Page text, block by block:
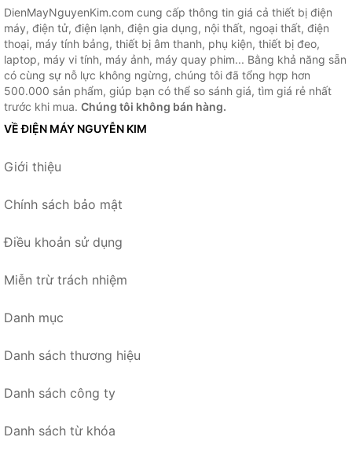
DienMayNguyenKim.com cung cấp thông tin giá cả thiết bị điện
máy, điện tử, điện lạnh, điện gia dụng, nội thất, ngoại thất, điện
thoại, máy tính bảng, thiết bị âm thanh, phụ kiện, thiết bị đeo,
laptop, máy vi tính, máy ảnh, máy quay phim... Bằng khả năng sẵn
có cùng sự nỗ lực không ngừng, chúng tôi đã tổng hợp hơn
500.000 sản phẩm, giúp bạn có thể so sánh giá, tìm giá rẻ nhất
trước khi mua. Chúng tôi không bán hàng.
VỀ ĐIỆN MÁY NGUYỄN KIM
Giới thiệu
Chính sách bảo mật
Điều khoản sử dụng
Miễn trừ trách nhiệm
Danh mục
Danh sách thương hiệu
Danh sách công ty
Danh sách từ khóa